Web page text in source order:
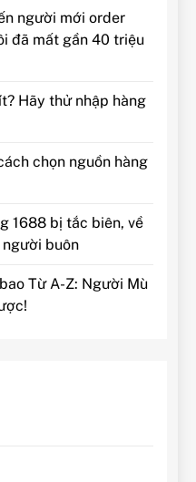
người mới order
đã mất gần 40 triệu
Hãy thử nhập hàng
chọn nguồn hàng
1688 bị tắc biên, về
người buôn
Từ A-Z: Người Mù